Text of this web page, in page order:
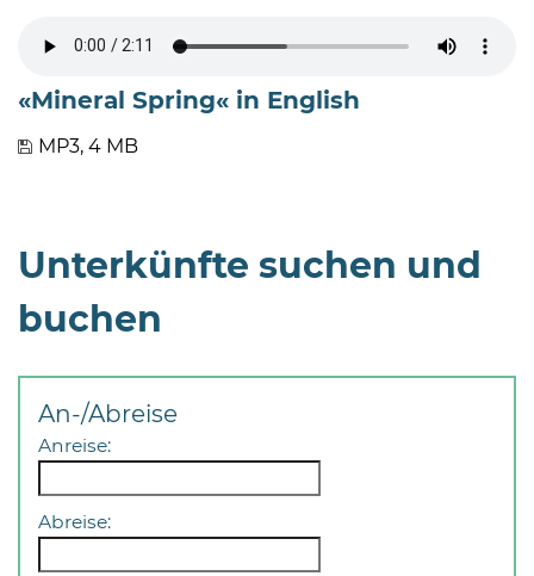
«Mineral Spring« in English
MP3, 4 MB
Unterkünfte suchen und
buchen
An-/Abreise
Anreise:
Abreise: